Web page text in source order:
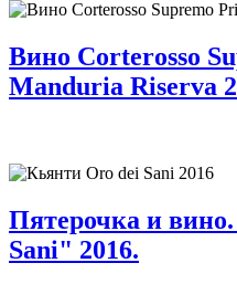
Вино Corterosso
Manduria Riserva
Пятерочка и
Sani" 2016.